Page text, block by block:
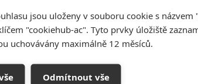
jsou uloženy v souboru cookie s názvem
"cookiehub-ac". Tyto prvky úložiště
uchovávány maximálně 12 měsíců.
Odmítnout vše